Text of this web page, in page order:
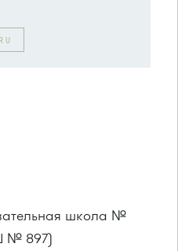
школа №
№ 897)